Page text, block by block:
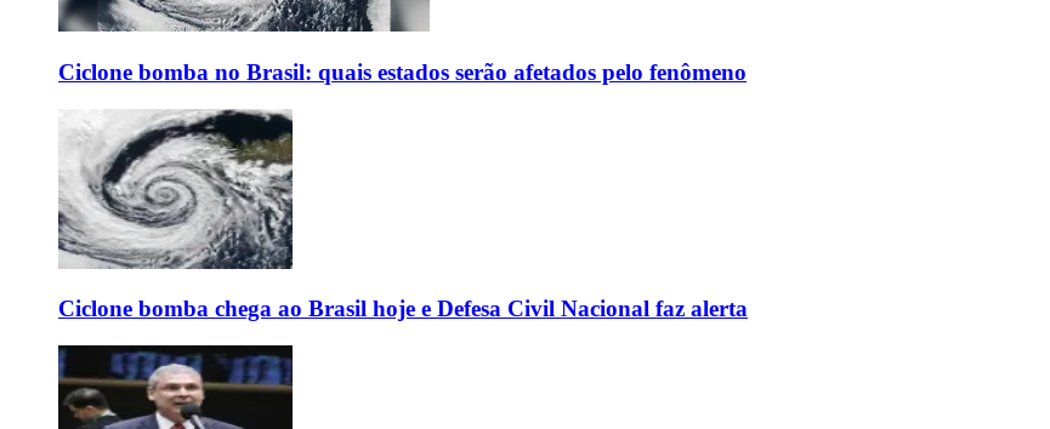
Ciclone bomba no Brasil: quais estados serão afetados pelo fenômeno
Ciclone bomba chega ao Brasil hoje e Defesa Civil Nacional faz alerta